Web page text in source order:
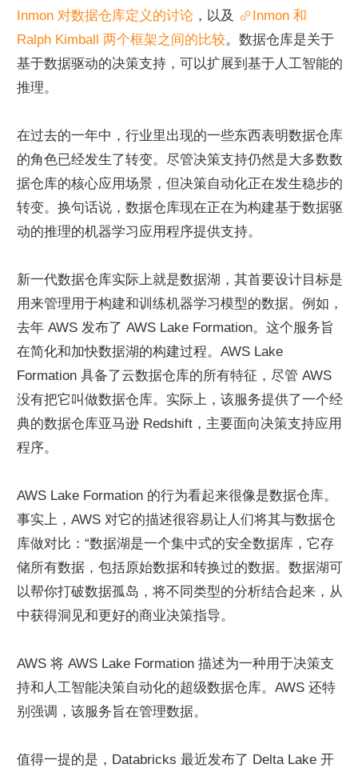
Inmon 对数据仓库定义的讨论 ，以及
Inmon 和
Ralph Kimball 两个框架之间的比较。数据仓库是关于
基于数据驱动的决策支持，可以扩展到基于人工智能的
推理。
在过去的一年中，行业里出现的一些东西表明数据仓库
的角色已经发生了转变。尽管决策支持仍然是大多数数
据仓库的核心应用场景，但决策自动化正在发生稳步的
转变。换句话说，数据仓库现在正在为构建基于数据驱
动的推理的机器学习应用程序提供支持。
新一代数据仓库实际上就是数据湖，其首要设计目标是
用来管理用于构建和训练机器学习模型的数据。例如，
去年 AWS 发布了 AWS Lake Formation。这个服务旨
在简化和加快数据湖的构建过程。AWS Lake
Formation 具备了云数据仓库的所有特征，尽管 AWS
没有把它叫做数据仓库。实际上，该服务提供了一个经
典的数据仓库亚马逊 Redshift，主要面向决策支持应用
程序。
AWS Lake Formation 的行为看起来很像是数据仓库。
事实上，AWS 对它的描述很容易让人们将其与数据仓
库做对比：“数据湖是一个集中式的安全数据库，它存
储所有数据，包括原始数据和转换过的数据。数据湖可
以帮你打破数据孤岛，将不同类型的分析结合起来，从
中获得洞见和更好的商业决策指导。
AWS 将 AWS Lake Formation 描述为一种用于决策支
持和人工智能决策自动化的超级数据仓库。AWS 还特
别强调，该服务旨在管理数据。
值得一提的是，Databricks 最近发布了 Delta Lake 开